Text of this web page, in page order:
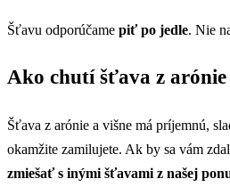
Šťavu odporúčame piť po jedle. Nie
Ako chutí šťava z arónie
Šťava z arónie a višne má príjemnú,
okamžite zamilujete. Ak by sa vám
zmiešať s inými šťavami z našej